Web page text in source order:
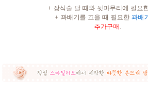
+ 장식술 달 때와 뒷마무리에 필요
+ 꽈배기를 꼬을 때 필요한 꽈배
추가구매